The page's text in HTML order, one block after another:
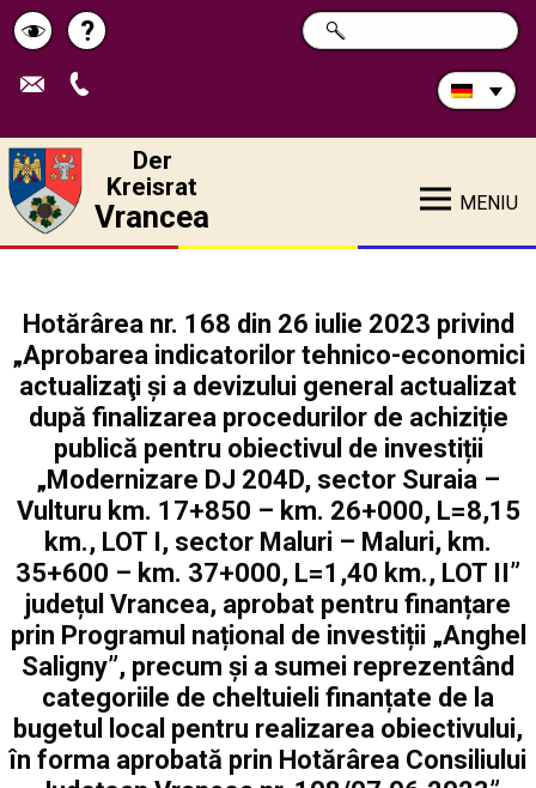
Schimbă
contrastul
Pagina
de
?
Durchsuchen
Sie
SUCHE
Der
Kreisrat
Vrancea MENIU
Hotărârea nr. 168 din 26 iulie 2023 privind
„Aprobarea indicatorilor tehnico-economici
actualizaţi și a devizului general actualizat
după finalizarea procedurilor de achiziție
publică pentru obiectivul de investiții
„Modernizare DJ 204D, sector Suraia –
Vulturu km. 17+850 – km. 26+000, L=8,15
km., LOT I, sector Maluri – Maluri, km.
35+600 – km. 37+000, L=1,40 km., LOT II”
județul Vrancea, aprobat pentru finanțare
prin Programul național de investiții „Anghel
Saligny”, precum și a sumei reprezentând
categoriile de cheltuieli finanțate de la
bugetul local pentru realizarea obiectivului,
în forma aprobată prin Hotărârea Consiliului